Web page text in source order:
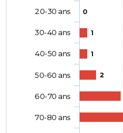
0
1
1
2
20-30 ans
30-40 ans
40-50 ans
50-60 ans
60-70 ans
70-80 ans